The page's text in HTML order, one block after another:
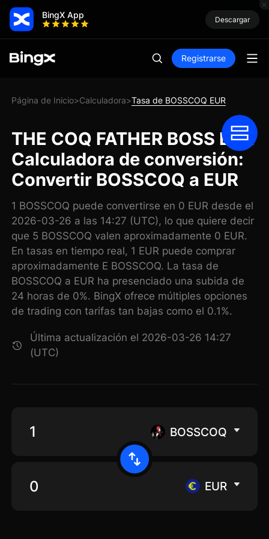
BingX App Descargar
Registrarse
Página de Inicio>Calculadora>Tasa de BOSSCOQ EUR
THE COQ FATHER BOSS EUR
Calculadora de conversión:
Convertir BOSSCOQ a EUR
1 BOSSCOQ puede convertirse en 0 EUR desde el
2026-03-26 a las 14:27 (UTC), lo que quiere decir
que 5 BOSSCOQ valen aproximadamente 0 EUR.
En tasas en tiempo real, 1 EUR puede comprar
aproximadamente E BOSSCOQ. La tasa de
BOSSCOQ a EUR ha presenciado una subida de
24 horas de 0%. BingX ofrece múltiples opciones
de trading con tarifas tan bajas como el 0.1%.
Última actualización el 2026-03-26 14:27
(UTC)
BOSSCOQ
EUR